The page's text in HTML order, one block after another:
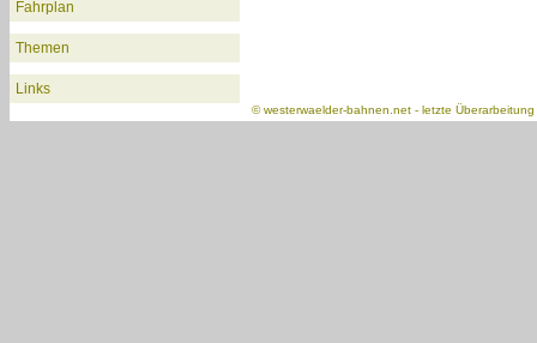
Fahrplan
Themen
Links
©westerwaelder-bahnen.net - letzte